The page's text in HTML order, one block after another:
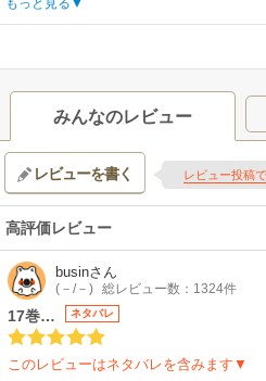
突然、異世界に召喚されたブラック企
の彼の職業、それは『魔物使い(テイマ
される不遇職。しかし、仲間にしたス
て、第二の職業『賢者』を手に入れる
自分の強さには無自覚で…？ 最強の力
REVOROOT
スタッフ情報】
原作:進行諸島（「GA文庫」SBクリエイ
花
監督・キャラクターデザイン:小嶋慶祐
助監督:鈴木清崇 / シリーズ構成:福島直
作画監督:埼玉憲人 / 総作画監督:後藤圭
良亜以子(スタジオなや) / 撮影監督:小林
中亮 / 音楽:吟(BUSTED ROSE) / 音楽制
音楽】
OP:Non Stop Rabbit「無自覚の天才」 /
もっと見る
みんなのレビュー
レビューを書く レビュー投稿
高評価レビュー
businさん
(－/－) 総レビュー数：1324件
17巻… ネタバレ
このレビューはネタバレを含みます▼